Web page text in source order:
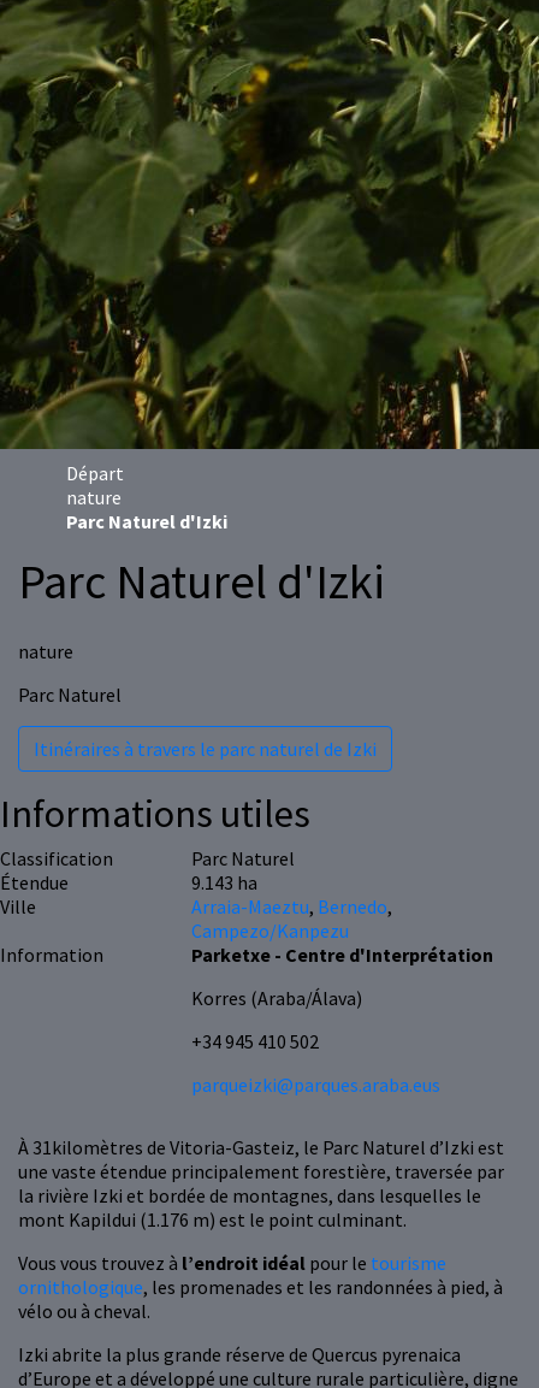
Départ
nature
Parc Naturel d'Izki
Parc Naturel d'Izki
nature
Parc Naturel
Itinéraires à travers le parc naturel de Izki
À 31kilomètres de Vitoria-Gasteiz, le Parc Naturel d’Izki est
une vaste étendue principalement forestière, traversée par
la rivière Izki et bordée de montagnes, dans lesquelles le
mont Kapildui (1.176 m) est le point culminant.
Vous vous trouvez à l’endroit idéal pour le tourisme
ornithologique, les promenades et les randonnées à pied, à
vélo ou à cheval.
Izki abrite la plus grande réserve de Quercus pyrenaica
d’Europe et a développé une culture rurale particulière, digne
Informations utiles
Classification
Parc Naturel
Étendue
9.143 ha
Ville
Arraia-Maeztu, Bernedo,
Campezo/Kanpezu
Information
Parketxe - Centre d'Interprétation
Korres (Araba/Álava)
+34 945 410 502
parqueizki@parques.araba.eus